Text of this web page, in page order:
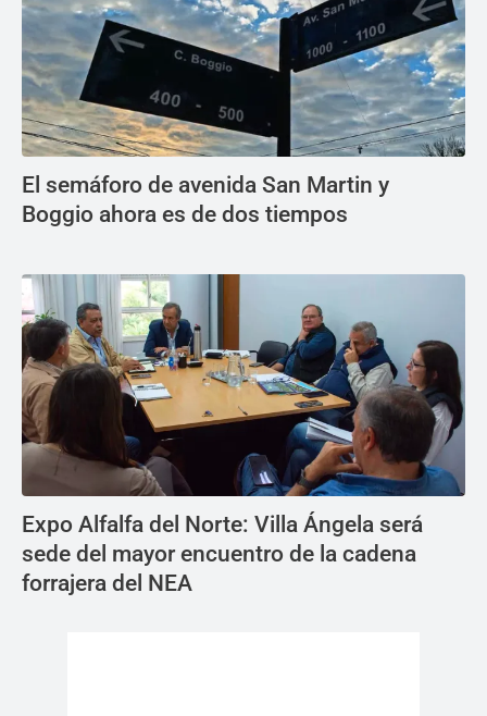
El semáforo de avenida San Martin y
Boggio ahora es de dos tiempos
Expo Alfalfa del Norte: Villa Ángela será
sede del mayor encuentro de la cadena
forrajera del NEA